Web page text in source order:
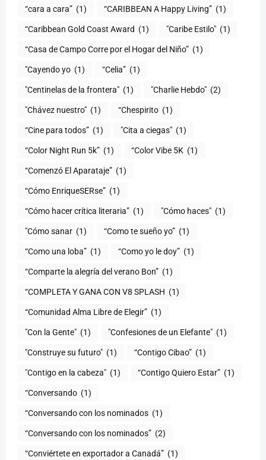
“cara a cara” (1) “CARIBBEAN A Happy Living” (1)
(1) "Caribe Estilo" (1)
“Casa de Campo Corre por el Hogar del Niño” (1)
"Cayendo yo (1) (1)
"Centinelas de la frontera" (1) "Charlie Hebdo" (2)
"Chávez nuestro" (1) “Chespirito (1)
“Cine para todos” (1) "Cita a ciegas" (1)
“Color Night Run 5k” (1) “Color Vibe 5K (1)
“Comenzó El Aparataje” (1)
“Cómo EnriqueSERse” (1)
(1) "Cómo haces" (1)
"Cómo sanar (1) “Como te sueño yo” (1)
“Como una loba” (1) “Como yo le doy” (1)
“Comparte la alegría del verano Bon” (1)
“COMPLETA Y GANA CON V8 SPLASH (1)
“Comunidad Alma Libre de Elegir” (1)
"Con la Gente" (1) "Confesiones de un Elefante" (1)
"Construye su futuro" (1) “Contigo Cibao” (1)
"Contigo en la cabeza" (1) “Contigo Quiero Estar” (1)
“Conversando (1)
“Conversando con los nominados (1)
“Conversando con los nominados” (2)
“Conviértete en exportador a Canadá” (1)